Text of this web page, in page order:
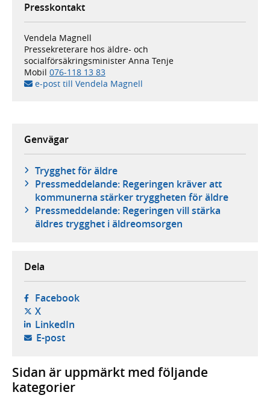
Presskontakt
Vendela Magnell
Pressekreterare hos äldre- och
socialförsäkringsminister Anna Tenje
Mobil 076-118 13 83
e-post till Vendela Magnell
Genvägar
Trygghet för äldre
Pressmeddelande: Regeringen kräver att
kommunerna stärker tryggheten för äldre
Pressmeddelande: Regeringen vill stärka
äldres trygghet i äldreomsorgen
Dela
Facebook- öppnas i ny flik, extern webbplats,
X- öppnas i ny flik, extern webbplats,
LinkedIn- öppnas i ny flik, extern webbplats,
E-post- öppnar din e-postklient,
Sidan är uppmärkt med följande
kategorier